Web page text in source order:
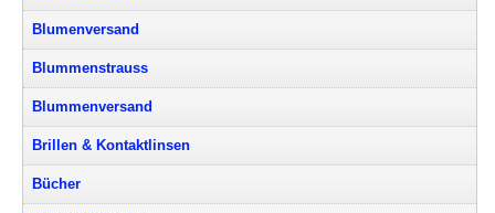
Blumenversand
Blummenstrauss
Blummenversand
Brillen & Kontaktlinsen
Bücher